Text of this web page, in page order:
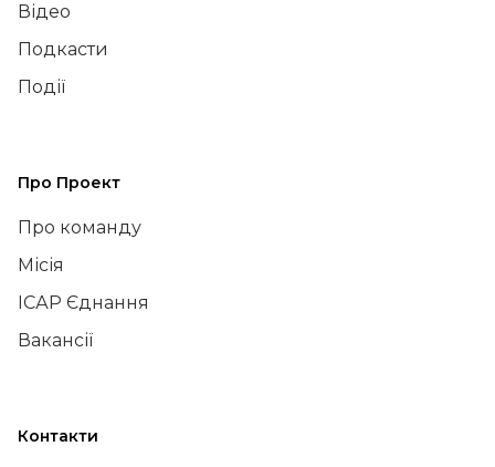
Відео
Подкасти
Події
Про Проект
Про команду
Місія
ІСАР Єднання
Вакансії
Контакти